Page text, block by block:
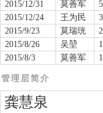
2015/12/31
莫善军
2015/12/24
王为民
2015/9/23
莫瑞珖
2015/8/26
吴堃
2015/8/3
莫善军
管理层简介
龚慧泉